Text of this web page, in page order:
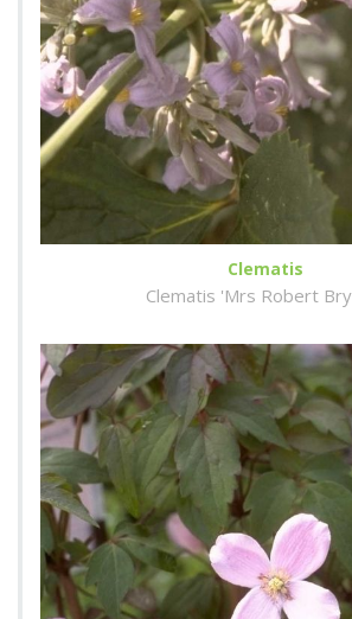
Clematis
Clematis 'Mrs Robert